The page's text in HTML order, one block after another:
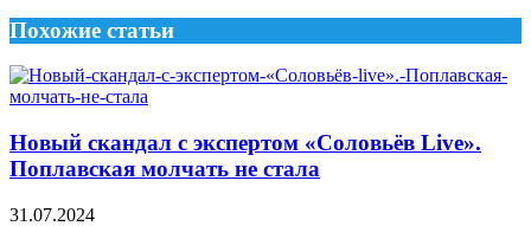
Похожие статьи
Новый скандал с экспертом «Соловьёв Live».
Поплавская молчать не стала
31.07.2024